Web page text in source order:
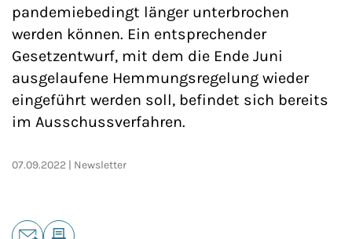
pandemiebedingt länger unterbrochen
werden können. Ein entsprechender
Gesetzentwurf, mit dem die Ende Juni
ausgelaufene Hemmungsregelung wieder
eingeführt werden soll, befindet sich bereits
im Ausschussverfahren.
07.09.2022 Newsletter
Teilen